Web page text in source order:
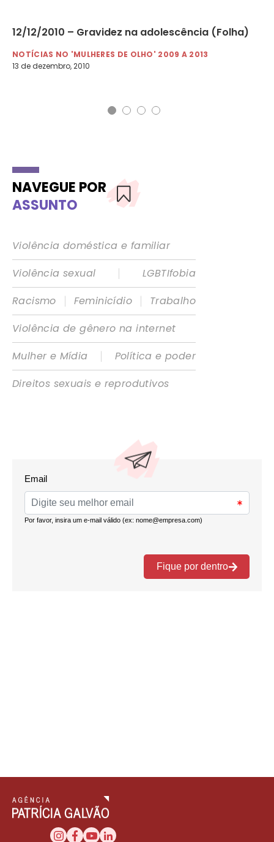
12/12/2010 – Gravidez na adolescência (Folha)
NOTÍCIAS NO 'MULHERES DE OLHO' 2009 A 2013
13 de dezembro, 2010
NAVEGUE POR
ASSUNTO
Violência doméstica e familiar
Violência sexual
|
LGBTIfobia
Racismo
| Feminicídio |
Trabalho
Violência de gênero na internet
Mulher e Mídia
|
Política e poder
Direitos sexuais e reprodutivos